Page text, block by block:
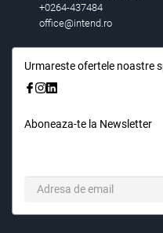
+0264-437484
office@intend.ro
Urmareste ofertele noastre
Aboneaza-te la Newsletter